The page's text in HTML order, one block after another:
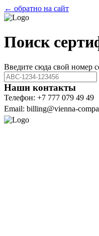
← обратно на сайт
Поиск
Введите сюда свой номер
Наши контакты
Телефон: +7 777 079 49 49
Email: billing@vienna-